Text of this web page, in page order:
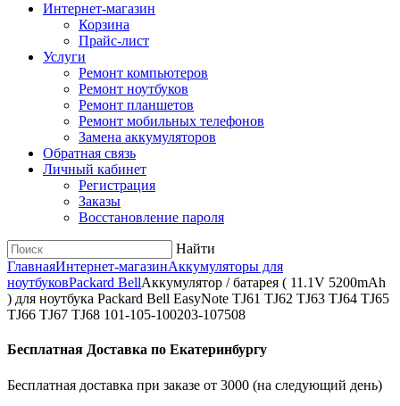
Интернет-магазин
Корзина
Прайс-лист
Услуги
Ремонт компьютеров
Ремонт ноутбуков
Ремонт планшетов
Ремонт мобильных телефонов
Замена аккумуляторов
Обратная связь
Личный кабинет
Регистрация
Заказы
Восстановление пароля
Найти
ГлавнаяИнтернет-магазинАккумуляторы для
ноутбуковPackard BellАккумулятор / батарея ( 11.1V 5200mAh
) для ноутбука Packard Bell EasyNote TJ61 TJ62 TJ63 TJ64 TJ65
TJ66 TJ67 TJ68 101-105-100203-107508
Бесплатная Доставка по Екатеринбургу
Бесплатная доставка при заказе от 3000 (на следующий день)